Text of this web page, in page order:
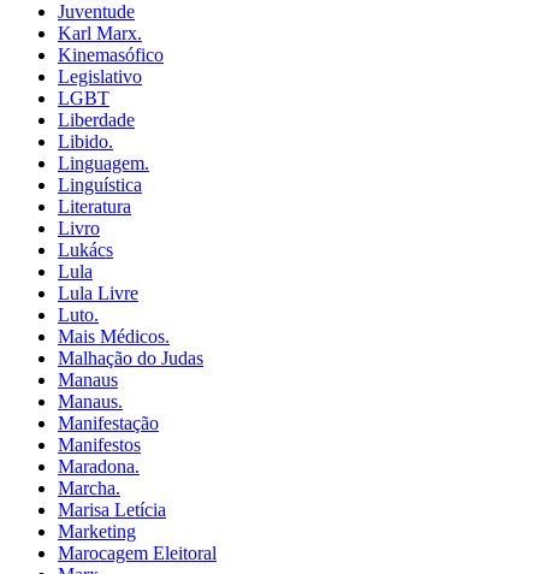
Juventude
Karl Marx.
Kinemasófico
Legislativo
LGBT
Liberdade
Libido.
Linguagem.
Linguística
Literatura
Livro
Lukács
Lula
Lula Livre
Luto.
Mais Médicos.
Malhação do Judas
Manaus
Manaus.
Manifestação
Manifestos
Maradona.
Marcha.
Marisa Letícia
Marketing
Marocagem Eleitoral